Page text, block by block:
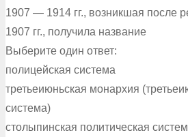
1907 — 1914 гг., возникшая после
1907 гг., получила название
Выберите один ответ:
полицейская система
третьеиюньская монархия
система)
столыпинская политическая